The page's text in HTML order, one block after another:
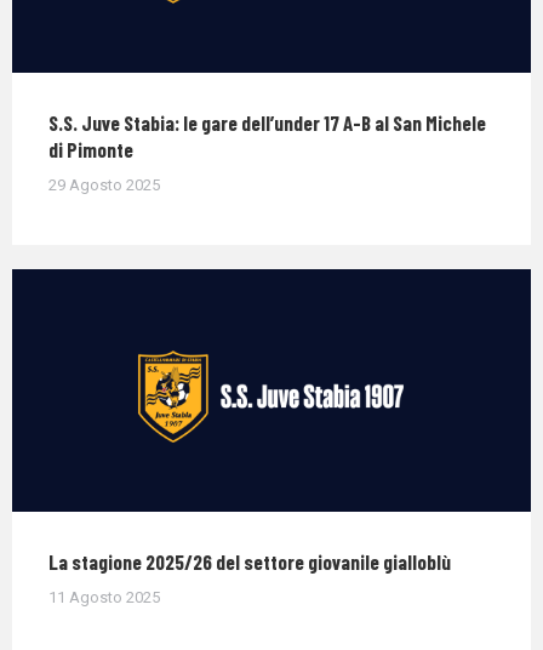
S.S. Juve Stabia: le gare dell’under 17 A-B al San Michele
di Pimonte
29 Agosto 2025
La stagione 2025/26 del settore giovanile gialloblù
11 Agosto 2025